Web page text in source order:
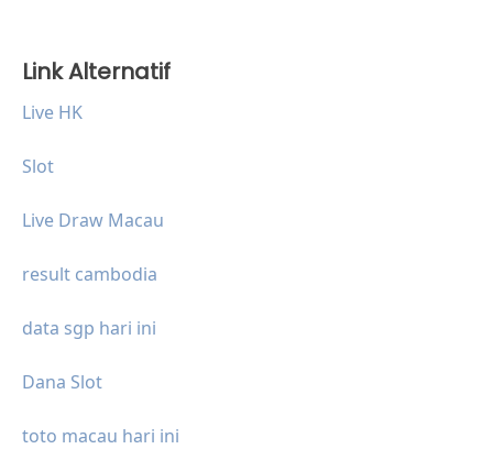
Link Alternatif
Live HK
Slot
Live Draw Macau
result cambodia
data sgp hari ini
Dana Slot
toto macau hari ini